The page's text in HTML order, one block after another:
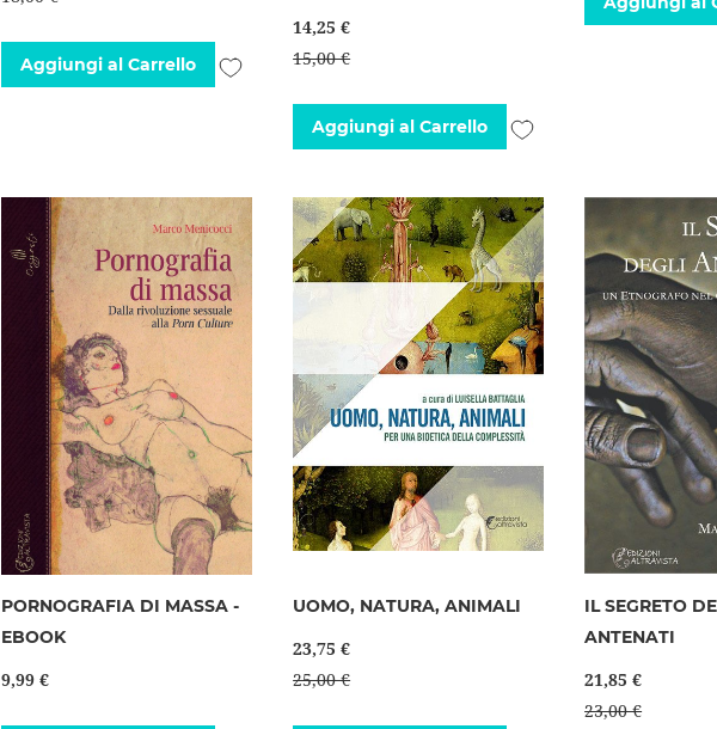
Aggiungi al Carrello
Aggiungi
14,25 €
15,00 €
Aggiungi al Carrello
Aggiungi
lista
desideri
PORNOGRAFIA DI MASSA -
EBOOK
9,99 €
UOMO, NATURA, ANIMALI
23,75 €
25,00 €
IL SEGRETO
ANTENATI
21,85 €
23,00 €